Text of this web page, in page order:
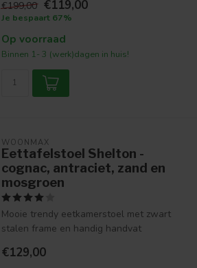
€199,00 €119,00
Je bespaart 67%
Op voorraad
Binnen 1- 3 (werk)dagen in huis!
WOONMAX
Eettafelstoel Shelton -
cognac, antraciet, zand en
mosgroen
Mooie trendy eetkamerstoel met zwart
stalen frame en handig handvat
€129,00